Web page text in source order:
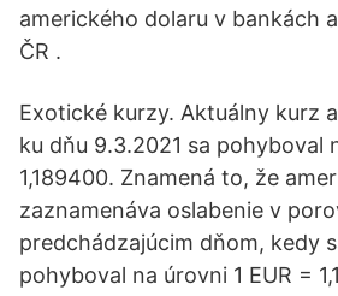
amerického dolaru v bankách
ČR .
Exotické kurzy. Aktuálny kurz
ku dňu 9.3.2021 sa pohyboval
1,189400. Znamená to, že
zaznamenáva oslabenie v
predchádzajúcim dňom, kedy
pohyboval na úrovni 1 EUR =